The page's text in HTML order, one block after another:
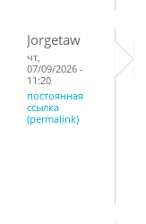
Jorgetaw
чт,
07/09/2026 -
11:20
постоянная
ссылка
(permalink)